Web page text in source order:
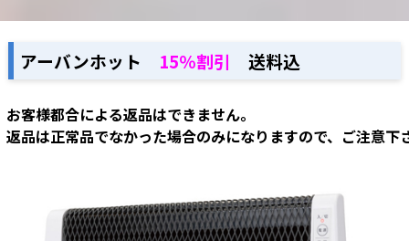
アーバンホット 15％割引 送料込
お客様都合による返品はできません。
返品は正常品でなかった場合のみになりますので、ご注意下